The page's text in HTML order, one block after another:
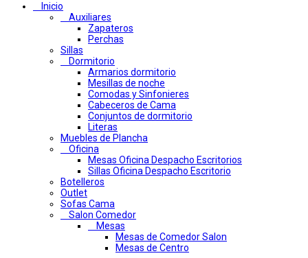
Inicio
Auxiliares
Zapateros
Perchas
Sillas
Dormitorio
Armarios dormitorio
Mesillas de noche
Comodas y Sinfonieres
Cabeceros de Cama
Conjuntos de dormitorio
Literas
Muebles de Plancha
Oficina
Mesas Oficina Despacho Escritorios
Sillas Oficina Despacho Escritorio
Botelleros
Outlet
Sofas Cama
Salon Comedor
Mesas
Mesas de Comedor Salon
Mesas de Centro